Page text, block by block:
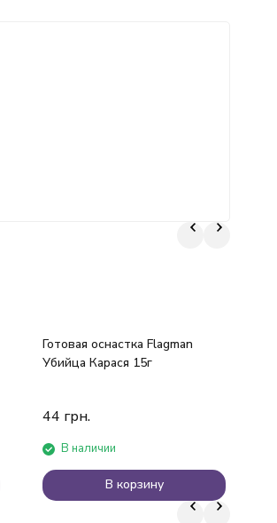
Готовая оснастка Flagman
Убийца Карася 15г
44 грн.
В наличии
В корзину